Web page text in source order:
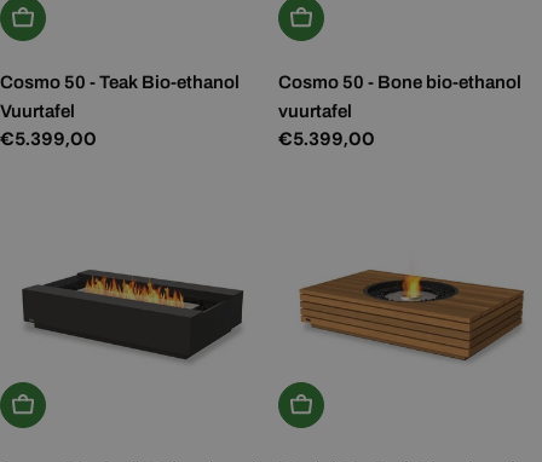
Kies Opties
Cosmo 50 - Teak Bio-ethanol
Vuurtafel
Normale
€5.399,00
Kies Opties
Cosmo 50 - Bone bio-ethanol
vuurtafel
Normale
€5.399,00
Kies Opties Kies Opties